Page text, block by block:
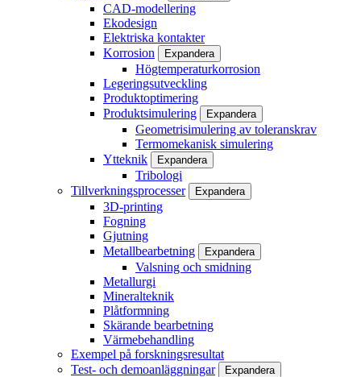
CAD-modellering
Ekodesign
Elektriska kontakter
Korrosion
Expandera
Högtemperaturkorrosion
Legeringsutveckling
Produktoptimering
Produktsimulering
Expandera
Geometrisimulering av toleranskrav
Termomekanisk simulering
Ytteknik
Expandera
Tribologi
Tillverkningsprocesser
Expandera
3D-printing
Fogning
Gjutning
Metallbearbetning
Expandera
Valsning och smidning
Metallurgi
Mineralteknik
Plåtformning
Skärande bearbetning
Värmebehandling
Exempel på forskningsresultat
Test- och demoanläggningar
Expandera